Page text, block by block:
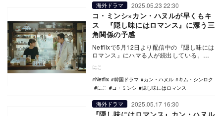
海外ドラマ 2025.05.23 22:30
コ・ミンシ×カン・ハヌルが早くもキ
ス 『隠し味にはロマンス』に漂う三
角関係の予感
Netflixで5月12日より配信中の『隠し味には
ロマンス』にハマる人が続出している。日
にこ
Netflix
韓国ドラマ カン・ハヌル
キム・シンロク
にこ
コ・ミンシ 隠し味にはロマンス
海外ドラマ 2025.05.17 16:30
『隠し味にはロマンス』カン・ハヌル